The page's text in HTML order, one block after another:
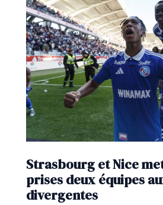
Strasbourg et Nice
prises deux équipes
divergentes